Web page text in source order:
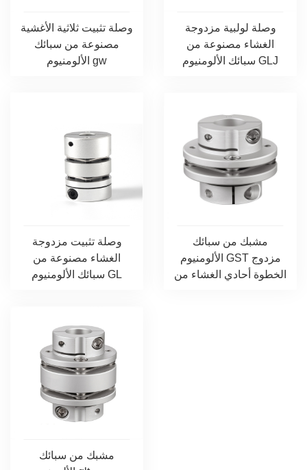
وصلة تثبيت ثلاثية الأغشية
مصنوعة من سبائك
الألومنيوم gw
وصلة لولبية مزدوجة
الغشاء مصنوعة من
سبائك الألومنيوم GLJ
وصلة تثبيت مزدوجة
الغشاء مصنوعة من
سبائك الألومنيوم GL
مشبك من سبائك
الألومنيوم GST مزدوج
الخطوة أحادي الغشاء من
مشبك من سبائك